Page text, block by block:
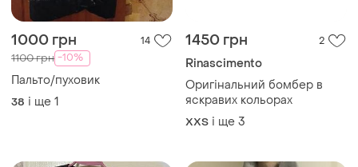
1000 грн 14
1100 грн -10%
Пальто/пуховик
38 і ще 1
1450 грн 2
Rinascimento
Оригінальний бомбер в
яскравих кольорах
XХS і ще 3